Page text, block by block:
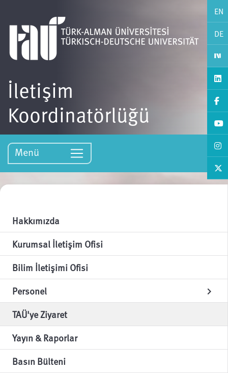
EN
DE
İletişim
Koordinatörlüğü
Menü
Hakkımızda
Kurumsal İletişim Ofisi
Bilim İletişimi Ofisi
Personel
chevron_right
TAÜ'ye Ziyaret
Yayın & Raporlar
Basın Bülteni